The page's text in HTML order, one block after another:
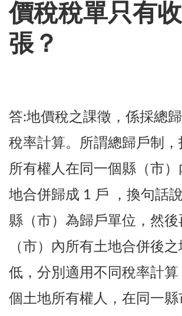
價稅稅單只有
張？
答:地價稅之課徵，係採總
稅率計算。所謂總歸戶制
所有權人在同一個縣（市
地合併歸成 1 戶 ，換句話
縣（市）為歸戶單位，然
（市）內所有土地合併後
低，分別適用不同稅率計
個土地所有權人，在同一縣